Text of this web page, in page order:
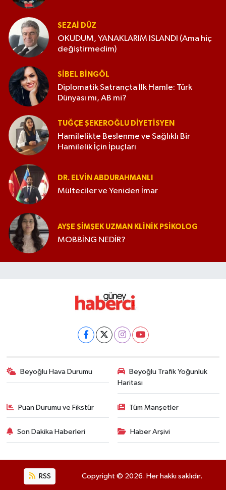
SEZAI DÜZ
OKUDUM, YANAKLARIM ISLANDI (Ama hiç
değiştirmedim)
SIBEL BINGÖL
Diplomatik Satrançta İlk Hamle: Türk
Dünyası mı, AB mi?
TUĞÇE ŞEKEROĞLU DIYETISYEN
Hamilelikte Beslenme ve Sağlıklı Bir
Hamilelik İçin İpuçları
DR. ELVIN ABDURAHMANLI
Mülteciler ve Yeniden İmar
AYŞE ŞIMŞEK UZMAN KLINIK PSIKOLOG
MOBBİNG NEDİR?
Beyoğlu Hava Durumu
Beyoğlu Trafik Yoğunluk
Haritası
Puan Durumu ve Fikstür Tüm Manşetler
Son Dakika Haberleri Haber Arşivi
RSS Copyright © 2026. Her hakkı saklıdır.